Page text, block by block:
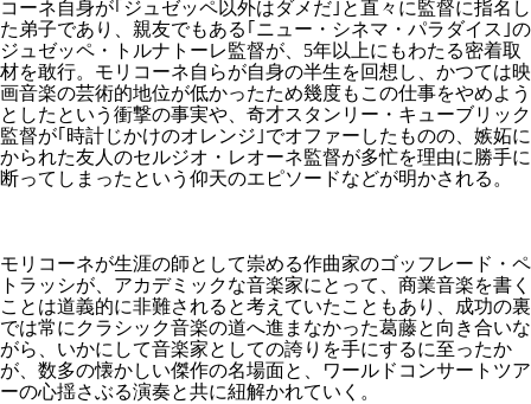
コーネ自身が｢ジュゼッペ以外はダメだ｣と直々に監督に指名し
た弟子であり、親友でもある｢ニュー・シネマ・パラダイス｣の
ジュゼッペ・トルナトーレ監督が、5年以上にもわたる密着取
材を敢行。モリコーネ自らが自身の半生を回想し、かつては映
画音楽の芸術的地位が低かったため幾度もこの仕事をやめよう
としたという衝撃の事実や、奇才スタンリー・キューブリック
監督が｢時計じかけのオレンジ｣でオファーしたものの、嫉妬に
かられた友人のセルジオ・レオーネ監督が多忙を理由に勝手に
断ってしまったという仰天のエピソードなどが明かされる。
モリコーネが生涯の師として崇める作曲家のゴッフレード・ペ
トラッシが、アカデミックな音楽家にとって、商業音楽を書く
ことは道義的に非難されると考えていたこともあり、成功の裏
では常にクラシック音楽の道へ進まなかった葛藤と向き合いな
がら、いかにして音楽家としての誇りを手にするに至ったか
が、数多の懐かしい傑作の名場面と、ワールドコンサートツア
ーの心揺さぶる演奏と共に紐解かれていく。